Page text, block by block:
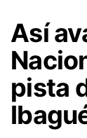
Así
pista